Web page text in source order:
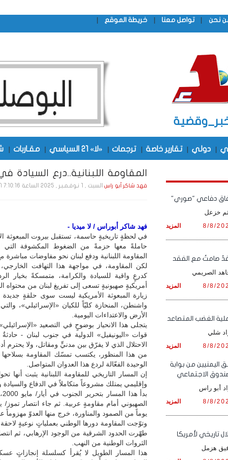
نحن | تواصل معنا | خريطة الموقع |
| دولي | تقارير خاصة | ترجمات | «لا» 21 السياسي | مقـاربات |
المقاومة اللبنانية..درع
فهد شاكر أبو راسالسبت , 1 نـوفـمـبـر , 2025 الساعة 7:10:16 PM
فهد شاكر أبوراس / لا ميديا -
في لحظةٍ تاريخيةٍ حاسمة، تستقبل بيروت المبعوثة
حاملةً معها حزمةً من الضغوط المكشوفة التي
المقاومة اللبنانية ودفع لبنان نحو مفاوضات مباشرة
لكن المقاومة، في مواجهة هذا التهافت الخارجي،
كدرعٍ واقية للسيادة والكرامة، متمسكةً بخيار
أمريكيةٍ صهيونيةٍ تسعى إلى تفريغ لبنان من محتواه
زيارة المبعوثة الأمريكية ليست سوى حلقةٍ
واشنطن، المنحازة كليّاً للكيان «الإسرائيلي»،
الأرض والاعتداءات اليومية.
يتجلى هذا الانحياز بوضوحٍ في التصعيد
قوات «اليونيفيل» الدولية في جنوب لبنان - حادثةٌ
الاحتلال الذي لا يفرّق بين مدنيٍّ ومقاتل، ولا يحترم
من هذا المنظور، يكتسب تمسّك المقاومة بسلاحها
الوحيدة الفعّالة لردع هذا العدوان المتواصل.
إن المسار التاريخي للمقاومة اللبنانية يثبت
وإقليمي يمتلك مشروعاً متكاملاً في الدفاع والسيادة
يوماً من الصمود والمناورة، خرج منها العدوّ مهزوماً
الثروات الوطنية من النهب.
هذا المسار الطويل لا يُقرأ كسلسلة
دفاعي "صوري"
خزعل
المزيد 8/8/
صامتٌ مع الفقد
الصريمي
المزيد 8/8/
الغضب المتصاعد
شلي
المزيد 8/8/
اليمنيين من بوابة
الاجتماعي
أبو راس
المزيد 8/8/
تاريخي لأمريكا
هزمل